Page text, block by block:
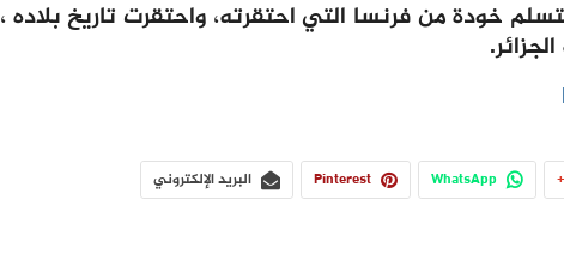
خودة من فرنسا التي احتقرته، واحتقرت تاريخ بلاده ،
WhatsApp
Pinterest البريد الإلكتروني